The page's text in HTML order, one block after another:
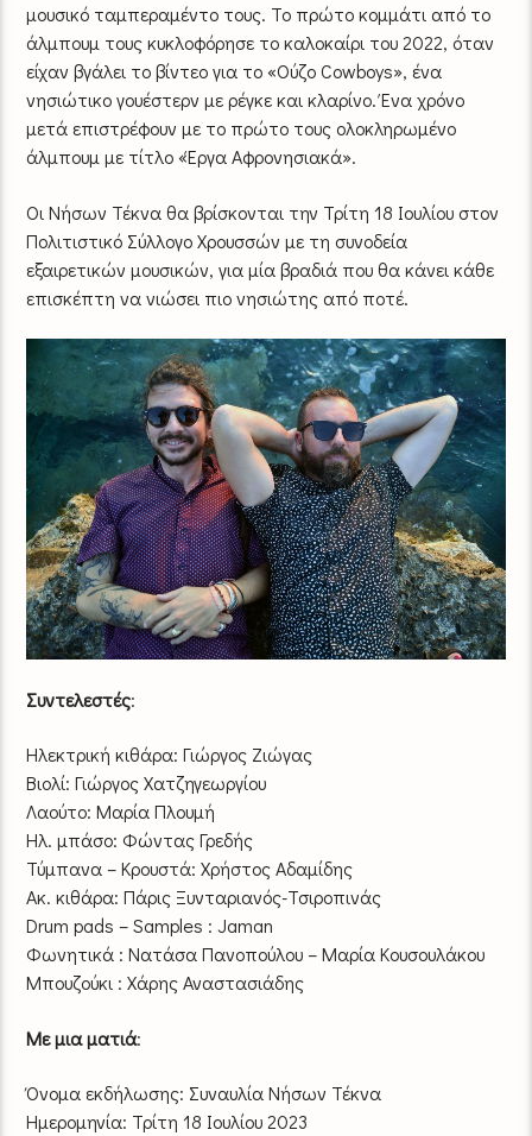
μουσικό ταμπεραμέντο τους. Το πρώτο κομμάτι από το
άλμπουμ τους κυκλοφόρησε το καλοκαίρι του 2022, όταν
είχαν βγάλει το βίντεο για το «Ούζο Cowboys», ένα
νησιώτικο γουέστερν με ρέγκε και κλαρίνο. Ένα χρόνο
μετά επιστρέφουν με το πρώτο τους ολοκληρωμένο
άλμπουμ με τίτλο «Έργα Αφρονησιακά».
Οι Νήσων Τέκνα θα βρίσκονται την Τρίτη 18 Ιουλίου στον
Πολιτιστικό Σύλλογο Χρουσσών με τη συνοδεία
εξαιρετικών μουσικών, για μία βραδιά που θα κάνει κάθε
επισκέπτη να νιώσει πιο νησιώτης από ποτέ.
Συντελεστές:
Ηλεκτρική κιθάρα: Γιώργος Ζιώγας
Βιολί: Γιώργος Χατζηγεωργίου
Λαούτο: Μαρία Πλουμή
Ηλ. μπάσο: Φώντας Γρεδής
Τύμπανα – Κρουστά: Χρήστος Αδαμίδης
Ακ. κιθάρα: Πάρις Ξυνταριανός-Τσιροπινάς
Drum pads – Samples : Jaman
Φωνητικά : Νατάσα Πανοπούλου – Μαρία Κουσουλάκου
Μπουζούκι : Χάρης Αναστασιάδης
Με μια ματιά:
Όνομα εκδήλωσης: Συναυλία Νήσων Τέκνα
Ημερομηνία: Τρίτη 18 Ιουλίου 2023